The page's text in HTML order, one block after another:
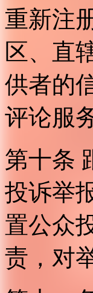
重新注
区、直
供者的
评论服
第十条
投诉举
置公众
责，对